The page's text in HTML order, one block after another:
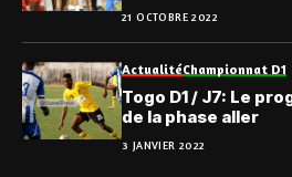
21 OCTOBRE 2022
ActualitéChampionnat D1
Togo D1 / J7: Le
de la phase aller
3 JANVIER 2022